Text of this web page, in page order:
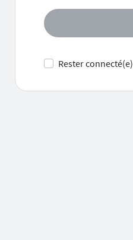
Rester connecté(e)